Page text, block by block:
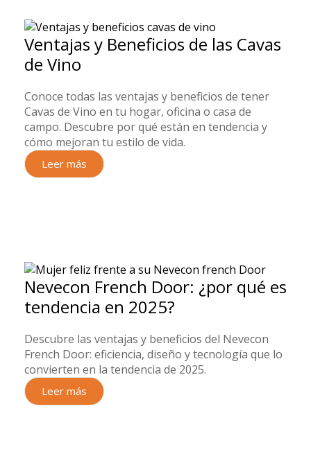
Ventajas y Beneficios de las Cavas
de Vino
Conoce todas las ventajas y beneficios de tener
Cavas de Vino en tu hogar, oficina o casa de
campo. Descubre por qué están en tendencia y
cómo mejoran tu estilo de vida.
Leer más
Nevecon French Door: ¿por qué es
tendencia en 2025?
Descubre las ventajas y beneficios del Nevecon
French Door: eficiencia, diseño y tecnología que lo
convierten en la tendencia de 2025.
Leer más